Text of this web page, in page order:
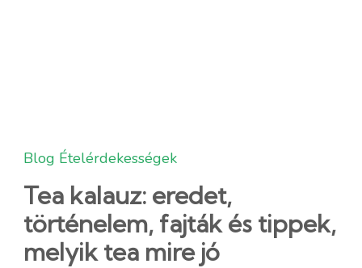
Blog Ételérdekességek
Tea kalauz: eredet,
történelem, fajták és tippek,
melyik tea mire jó